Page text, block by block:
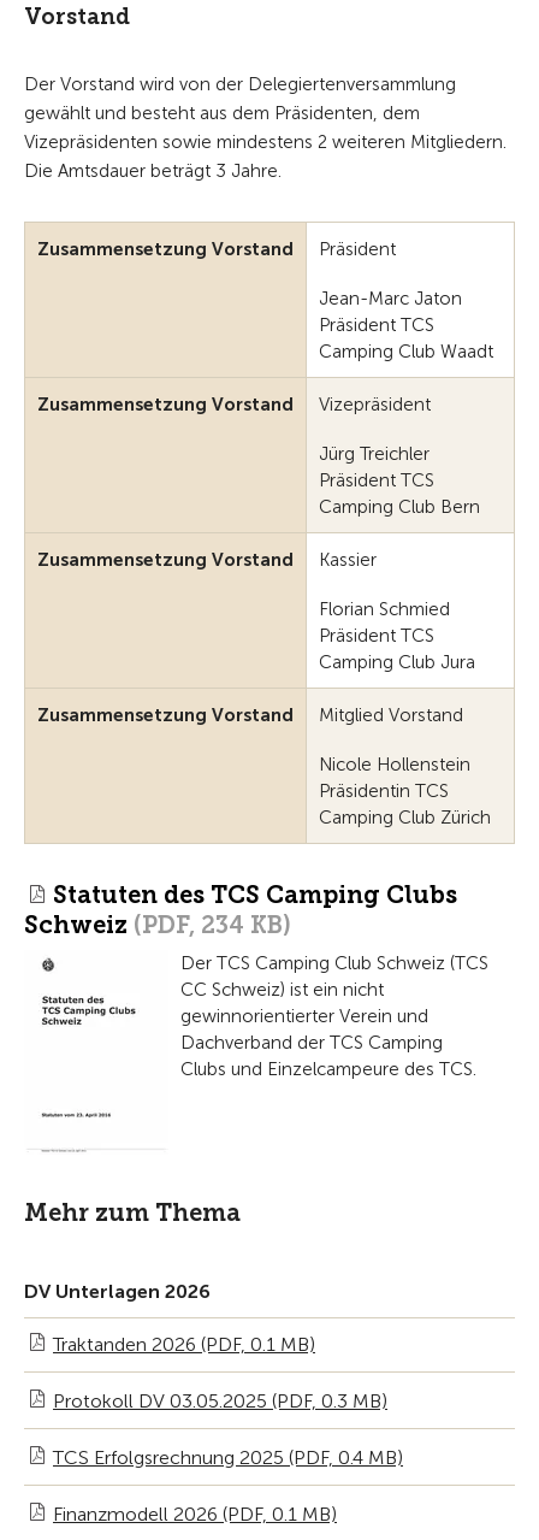
Vorstand
Der Vorstand wird von der Delegiertenversammlung
gewählt und besteht aus dem Präsidenten, dem
Vizepräsidenten sowie mindestens 2 weiteren Mitgliedern.
Die Amtsdauer beträgt 3 Jahre.
Zusammensetzung Vorstand Präsident
Jean-Marc Jaton
Präsident TCS
Camping Club Waadt
Zusammensetzung Vorstand Vizepräsident
Jürg Treichler
Präsident TCS
Camping Club Bern
Zusammensetzung Vorstand Kassier
Florian Schmied
Präsident TCS
Camping Club Jura
Zusammensetzung Vorstand Mitglied Vorstand
Nicole Hollenstein
Präsidentin TCS
Camping Club Zürich
Statuten des TCS Camping Clubs
Schweiz (PDF, 234 KB)
Der TCS Camping Club Schweiz (TCS
CC Schweiz) ist ein nicht
gewinnorientierter Verein und
Dachverband der TCS Camping
Clubs und Einzelcampeure des TCS.
Mehr zum Thema
DV Unterlagen 2026
Traktanden 2026 (PDF, 0.1 MB)
Protokoll DV 03.05.2025 (PDF, 0.3 MB)
TCS Erfolgsrechnung 2025 (PDF, 0.4 MB)
Finanzmodell 2026 (PDF, 0.1 MB)